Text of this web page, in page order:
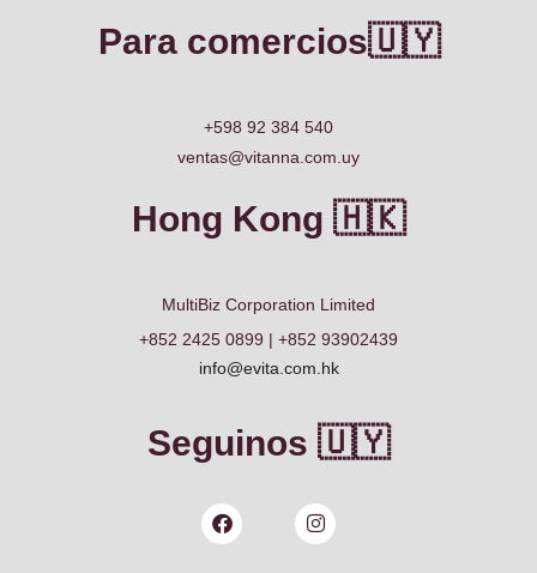
Para comercios🇺🇾
+598 92 384 540
ventas@vitanna.com.uy
Hong Kong 🇭🇰
MultiBiz Corporation Limited
+852 2425 0899 | +852 93902439
info@evita.com.hk
Seguinos 🇺🇾
FacebookInstagram